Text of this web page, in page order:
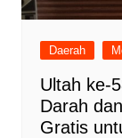
Daerah
Ultah ke-
Darah
Gratis